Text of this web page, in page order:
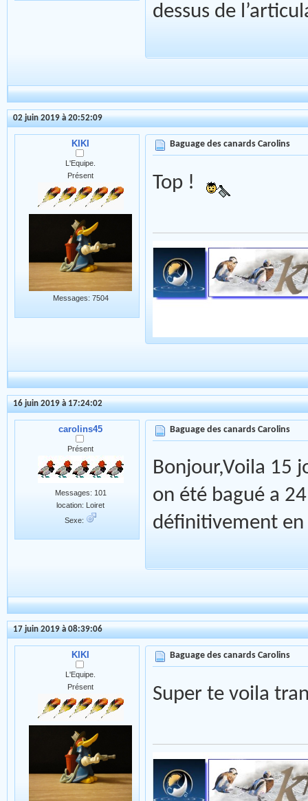
dessus de
02 juin 2019 à 20:52:09
KIKI
L'Equipe.
Présent
Messages: 7504
Baguage des canards Carolins
Top !
16 juin 2019 à 17:24:02
carolins45
Présent
Messages: 101
location: Loiret
Sexe:
Baguage des canards Carolins
Bonjour,Voila 15
on été bagué a
définitivement
17 juin 2019 à 08:39:06
KIKI
L'Equipe.
Présent
Baguage des canards Carolins
Super te voila